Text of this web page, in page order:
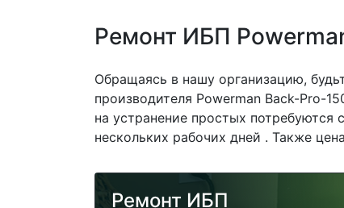
Ремонт ИБП
Обращаясь в нашу организацию,
производителя Powerman Back-Pro-
на устранение простых
нескольких рабочих дней . Также
Ремонт ИБП